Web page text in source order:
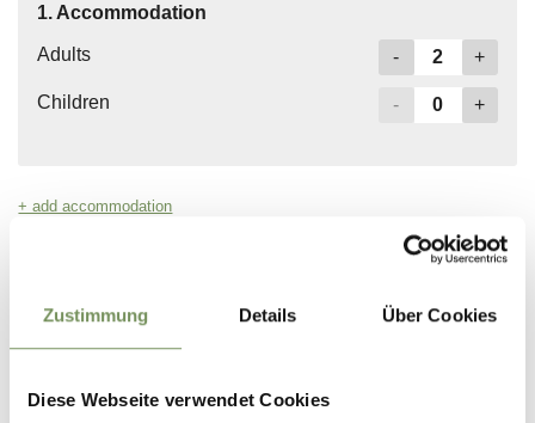
Zustimmung Details Über Cookies
Diese Webseite verwendet Cookies